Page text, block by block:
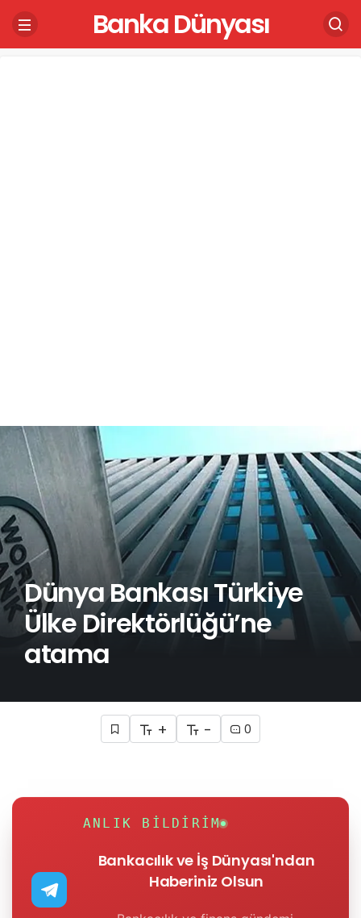
Banka Dünyası
Dünya Bankası Türkiye
Ülke Direktörlüğü’ne
atama
+ - 0
ANLIK BILDIRIM
Bankacılık ve İş Dünyası'ndan
Haberiniz Olsun